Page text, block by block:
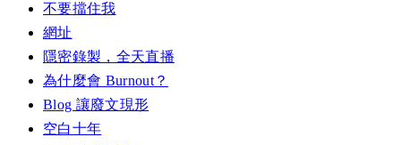
不要擋住我
網址
隱密錄製，全天直播
為什麼會 Burnout？
Blog 讓廢文現形
空白十年